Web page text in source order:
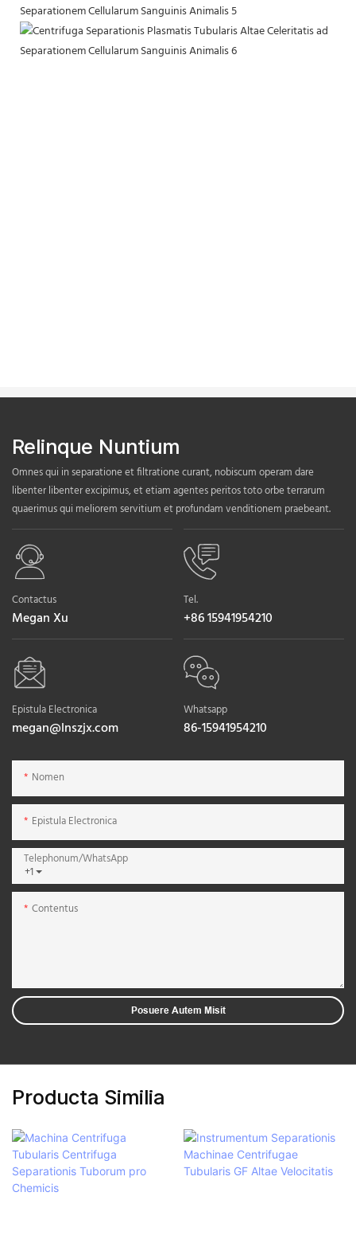
Relinque Nuntium
Omnes qui in separatione et filtratione curant, nobiscum operam dare
libenter libenter excipimus, et etiam agentes peritos toto orbe terrarum
quaerimus qui meliorem servitium et profundam venditionem praebeant.
Contactus
Megan Xu
Tel.
+86 15941954210
Epistula Electronica
megan@lnszjx.com
Whatsapp
86-15941954210
Nomen
Epistula Electronica
+1
Telephonum/WhatsApp
Contentus
Posuere Autem Misit
Producta Similia